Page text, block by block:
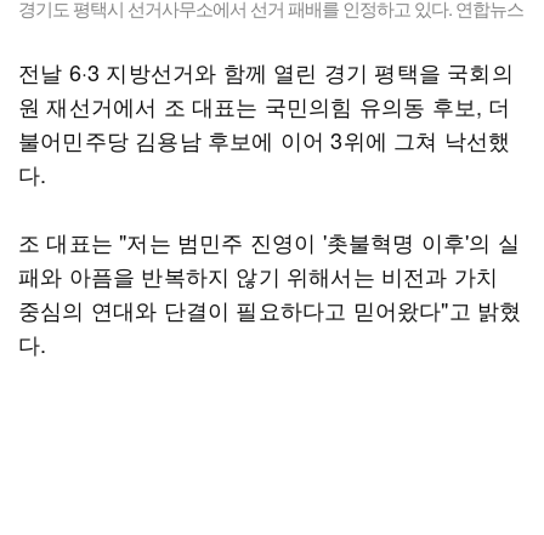
경기도 평택시 선거사무소에서 선거 패배를 인정하고 있다. 연합뉴스
전날 6·3 지방선거와 함께 열린 경기 평택을 국회의
원 재선거에서 조 대표는 국민의힘 유의동 후보, 더
불어민주당 김용남 후보에 이어 3위에 그쳐 낙선했
다.
조 대표는 "저는 범민주 진영이 '촛불혁명 이후'의 실
패와 아픔을 반복하지 않기 위해서는 비전과 가치
중심의 연대와 단결이 필요하다고 믿어왔다"고 밝혔
다.